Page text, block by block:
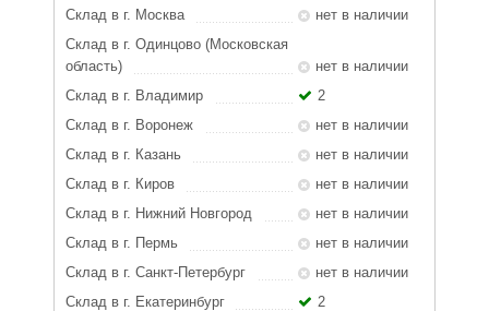
Склад в г. Москва
нет в наличии
Склад в г. Одинцово (Московская
область)
нет в наличии
Склад в г. Владимир
2
Склад в г. Воронеж
нет в наличии
Склад в г. Казань
нет в наличии
Склад в г. Киров
нет в наличии
Склад в г. Нижний Новгород
нет в наличии
Склад в г. Пермь
нет в наличии
Склад в г. Санкт-Петербург
нет в наличии
Склад в г. Екатеринбург
2